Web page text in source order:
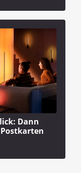
Dann